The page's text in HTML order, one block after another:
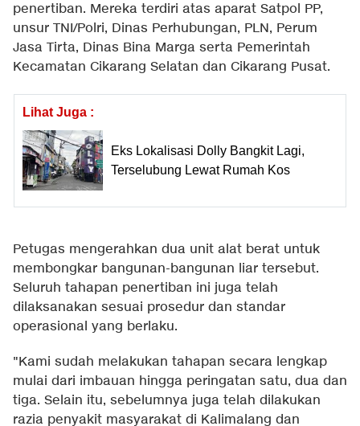
penertiban. Mereka terdiri atas aparat Satpol PP,
unsur TNI/Polri, Dinas Perhubungan, PLN, Perum
Jasa Tirta, Dinas Bina Marga serta Pemerintah
Kecamatan Cikarang Selatan dan Cikarang Pusat.
Lihat Juga :
Eks Lokalisasi Dolly Bangkit Lagi,
Terselubung Lewat Rumah Kos
Petugas mengerahkan dua unit alat berat untuk
membongkar bangunan-bangunan liar tersebut.
Seluruh tahapan penertiban ini juga telah
dilaksanakan sesuai prosedur dan standar
operasional yang berlaku.
"Kami sudah melakukan tahapan secara lengkap
mulai dari imbauan hingga peringatan satu, dua dan
tiga. Selain itu, sebelumnya juga telah dilakukan
razia penyakit masyarakat di Kalimalang dan